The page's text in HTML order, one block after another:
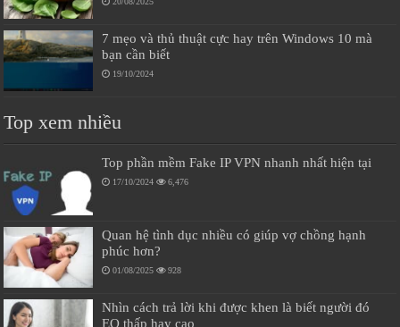
7 mẹo và thủ thuật cực hay trên Windows 10 mà
bạn cần biết
19/10/2024
Top xem nhiều
Top phần mềm Fake IP VPN nhanh nhất hiện tại
17/10/2024 6,476
Quan hệ tình dục nhiều có giúp vợ chồng hạnh
phúc hơn?
01/08/2025 928
Nhìn cách trả lời khi được khen là biết người đó
EQ thấp hay cao